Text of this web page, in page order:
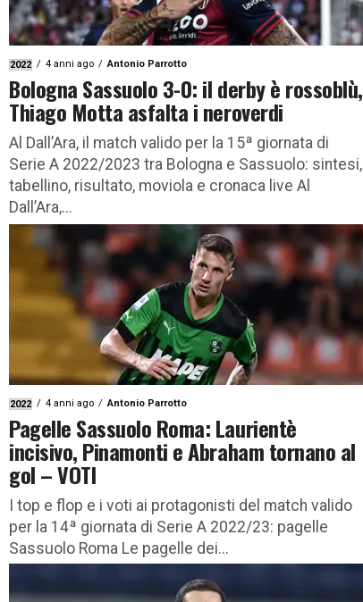
2022 4 anni ago Antonio Parrotto
Bologna Sassuolo 3-0: il derby è rossoblù,
Thiago Motta asfalta i neroverdi
Al Dall’Ara, il match valido per la 15ª giornata di
Serie A 2022/2023 tra Bologna e Sassuolo: sintesi,
tabellino, risultato, moviola e cronaca live Al
Dall’Ara,...
2022 4 anni ago Antonio Parrotto
Pagelle Sassuolo Roma: Laurientè
incisivo, Pinamonti e Abraham tornano al
gol – VOTI
I top e flop e i voti ai protagonisti del match valido
per la 14ª giornata di Serie A 2022/23: pagelle
Sassuolo Roma Le pagelle dei...